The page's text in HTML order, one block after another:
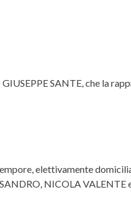
SANTE, che la
elettivamente
NICOLA